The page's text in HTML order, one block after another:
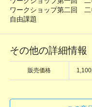
ワークショップ第二回 二
自由課題
その他の詳細情報
販売価格